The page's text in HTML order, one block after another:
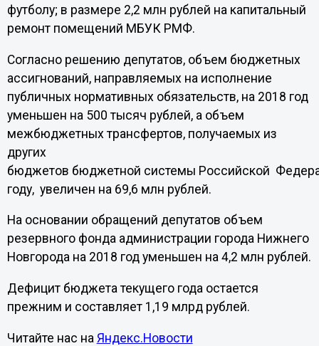
футболу; в размере 2,2 млн рублей на капитальный
ремонт помещений МБУК РМФ.
Согласно решению депутатов, объем бюджетных
ассигнований, направляемых на исполнение
публичных нормативных обязательств, на 2018 год
уменьшен на 500 тысяч рублей, а объем
межбюджетных трансфертов, получаемых из
других
бюджетов бюджетной системы Российской
году, увеличен на 69,6 млн рублей.
На основании обращений депутатов объем
резервного фонда администрации города Нижнего
Новгорода на 2018 год уменьшен на 4,2 млн рублей.
Дефицит бюджета текущего года остается
прежним и составляет 1,19 млрд рублей.
Читайте нас на Яндекс.Новости